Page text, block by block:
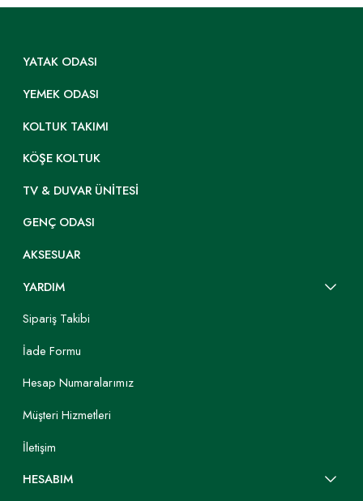
YATAK ODASI
YEMEK ODASI
KOLTUK TAKIMI
KÖŞE KOLTUK
TV & DUVAR ÜNITESI
GENÇ ODASI
AKSESUAR
YARDIM
Sipariş Takibi
İade Formu
Hesap Numaralarımız
Müşteri Hizmetleri
İletişim
HESABIM